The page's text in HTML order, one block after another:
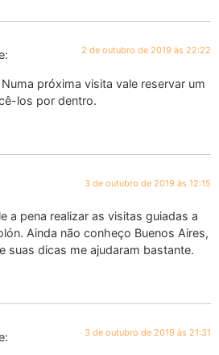
2 de outubro de 2019 às 22:22
próxima visita vale reservar um
los por dentro.
3 de outubro de 2019 às 12:15
a pena realizar as visitas guiadas a
Ainda não conheço Buenos Aires,
suas dicas me ajudaram bastante.
3 de outubro de 2019 às 21:31